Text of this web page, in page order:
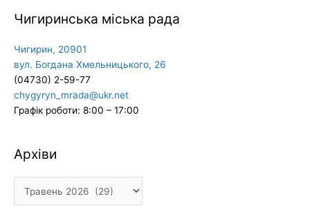
Чигиринська міська рада
Чигирин, 20901
вул. Богдана Хмельницького, 26
(04730) 2-59-77
chygyryn_mrada@ukr.net
Графік роботи: 8:00 – 17:00
Архіви
Архіви